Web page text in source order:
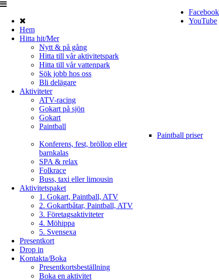
Facebook
YouTube
Hem
Hitta hit/Mer
Nytt & på gång
Hitta till vår aktivitetspark
Hitta till vår vattenpark
Sök jobb hos oss
Bli delägare
Aktiviteter
ATV-racing
Gokart på sjön
Gokart
Paintball
Paintball priser
Konferens, fest, bröllop eller
barnkalas
SPA & relax
Folkrace
Buss, taxi eller limousin
Aktivitetspaket
1. Gokart, Paintball, ATV
2. Gokartbåtar, Paintball, ATV
3. Företagsaktiviteter
4. Möhippa
5. Svensexa
Presentkort
Drop in
Kontakta/Boka
Presentkortsbeställning
Boka en aktivitet